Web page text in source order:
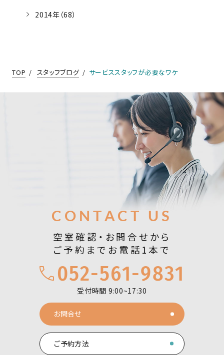
2014年（68）
TOP スタッフブログ サービススタッフが必要なワケ
お問合せ
CONTACT US
空室確認・お問合せから
ご予約までお電話1本で
052-561-9831
受付時間 9:00~17:30
お問合せ
ご予約方法